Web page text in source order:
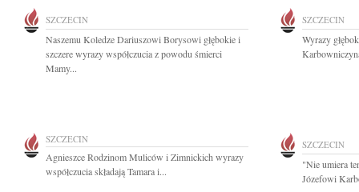
SZCZECIN
Naszemu Koledze Dariuszowi Borysowi głębokie i
szczere wyrazy współczucia z powodu śmierci
Mamy...
SZCZECIN
Wyrazy
SZCZECIN
Agnieszce Rodzinom Muliców i Zimnickich wyrazy
współczucia składają Tamara i...
SZCZECIN
"Nie umiera
Józefowi